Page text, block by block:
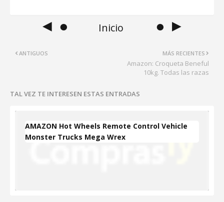
◄ ● Inicio ● ►
MÁS RECIENTES
Amazon: Croqueta Beneful
10kg. Todas las razas
ANTIGUOS
TAL VEZ TE INTERESEN ESTAS ENTRADAS
AMAZON Hot Wheels Remote Control Vehicle
Monster Trucks Mega Wrex